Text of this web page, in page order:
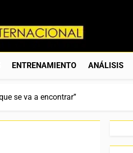
Entrevistas, Análisis, Crónicas,
ENTRENAMIENTO ANÁLISIS
se va a encontrar”